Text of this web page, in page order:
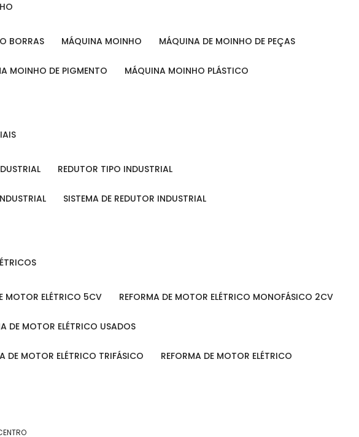
BORRAS MÁQUINA MOINHO MÁQUINA DE MOINHO DE PEÇAS
MOINHO DE PIGMENTO MÁQUINA MOINHO PLÁSTICO
REDUTOR TIPO INDUSTRIAL
SISTEMA DE REDUTOR INDUSTRIAL
MOTOR ELÉTRICO 5CV REFORMA DE MOTOR ELÉTRICO MONOFÁSICO 2CV
DE MOTOR ELÉTRICO USADOS
DE MOTOR ELÉTRICO TRIFÁSICO REFORMA DE MOTOR ELÉTRICO